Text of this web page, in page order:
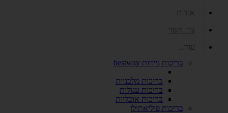
אודות
צרו קשר
עוד...
בריכות ניידות bestway
בריכות מלבניות
בריכות עגולות
בריכות אובליות
בריכות פוליאתילן